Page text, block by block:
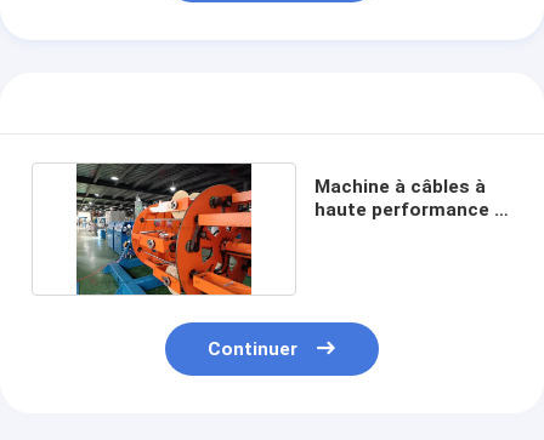
Machine à câbles à
haute performance à
Continuer